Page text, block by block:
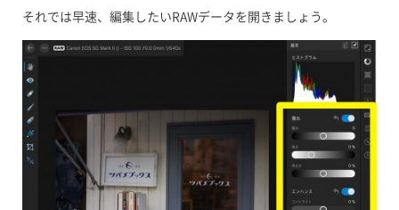
それでは早速、編集したいRAWデータを開きましょう。